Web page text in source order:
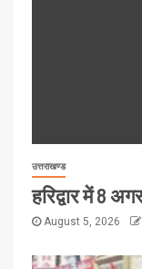
उत्तराखण्ड
हरिद्वार में 8
August 5, 2026